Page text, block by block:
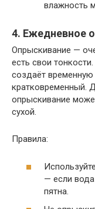
влажность
4. Ежедневное
Опрыскивание —
есть свои
создаёт
кратковременный.
опрыскивание
сухой.
Правила:
— если вода
пятна.